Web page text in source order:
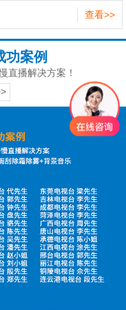
查看>>
功案例
直播解决方案！